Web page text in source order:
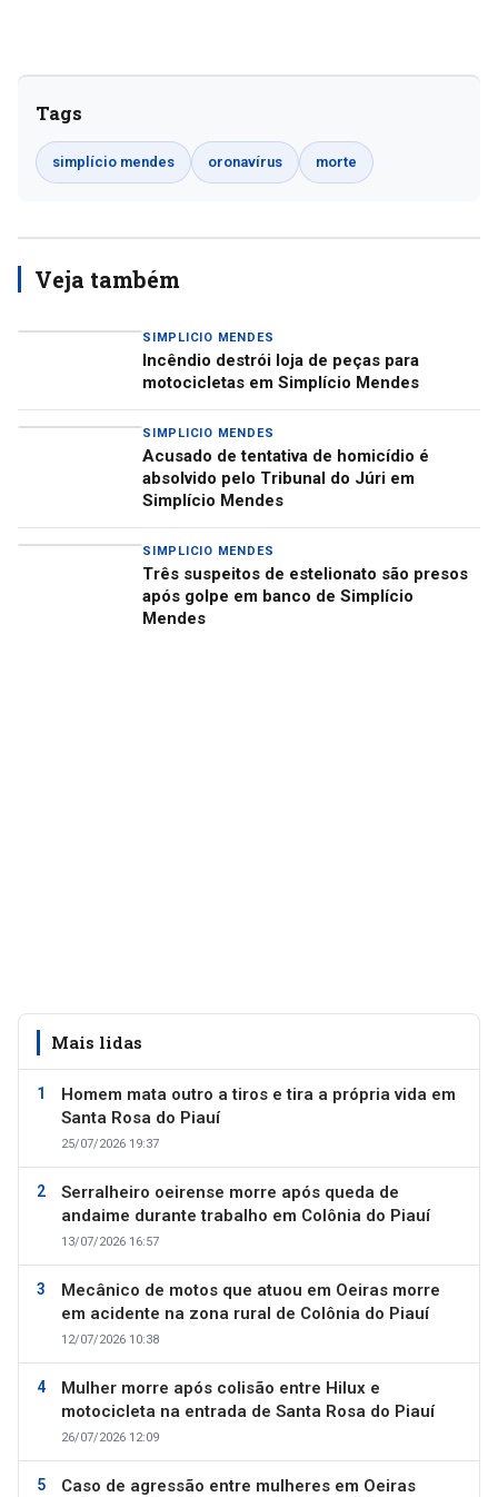
Tags
simplício mendes oronavírus morte
Veja também
SIMPLICIO MENDES
Incêndio destrói loja de peças para
motocicletas em Simplício Mendes
SIMPLICIO MENDES
Acusado de tentativa de homicídio é
absolvido pelo Tribunal do Júri em
Simplício Mendes
SIMPLICIO MENDES
Três suspeitos de estelionato são presos
após golpe em banco de Simplício
Mendes
Mais lidas
Homem mata outro a tiros e tira a própria vida em
Santa Rosa do Piauí
25/07/2026 19:37
Serralheiro oeirense morre após queda de
andaime durante trabalho em Colônia do Piauí
13/07/2026 16:57
Mecânico de motos que atuou em Oeiras morre
em acidente na zona rural de Colônia do Piauí
12/07/2026 10:38
Mulher morre após colisão entre Hilux e
motocicleta na entrada de Santa Rosa do Piauí
26/07/2026 12:09
Caso de agressão entre mulheres em Oeiras